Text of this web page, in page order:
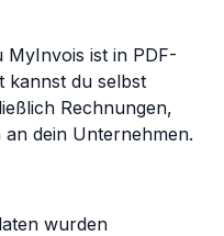
MyInvois ist in PDF-
kannst du selbst
Rechnungen,
dein Unternehmen.
wurden